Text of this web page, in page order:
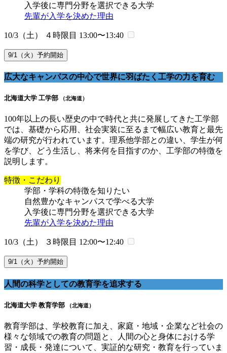
入学後に専門分野を選択できる大学
先輩が入学を決めた理由
10/3（土） ４時限目 13:00〜13:40
9/1（火）予約開始
広大なキャンパスの中心で世界に羽ばたく工学の力を育む
北海道大学 工学部 （北海道）
100年以上の長い歴史の中で時代と共に発展してきた工学部
では、基礎から応用、社会実装に至るまで幅広い教育と最先
端の研究が行われています。理系他学部との違い、学生が何
を学び、どう生活し、将来何を目指すのか、工学部の特徴を
説明します。
特徴・こだわり
学部・学科の特徴を知りたい
自然豊かなキャンパスで学べる大学
入学後に専門分野を選択できる大学
先輩が入学を決めた理由
10/3（土） ３時限目 12:00〜12:40
9/1（火）予約開始
人間の科学としての教育学を追求する
北海道大学 教育学部 （北海道）
教育学部は、学校教育に加え、家庭・地域・企業など社会の
様々な領域での教育の問題と、人間の心と身体における学
習・成長・発達について、実証的な研究・教育を行っていま